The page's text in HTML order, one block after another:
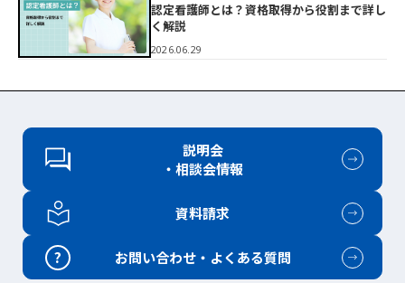
認定看護師とは？資格取得から役割まで詳し
く解説
2026.06.29
説明会
・相談会情報
資料請求
? お問い合わせ・よくある質問